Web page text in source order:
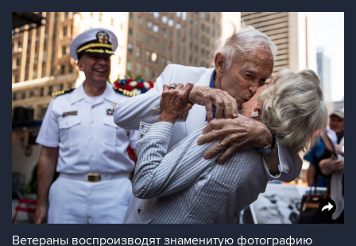
Ветераны воспроизводят знаменитую фотографию